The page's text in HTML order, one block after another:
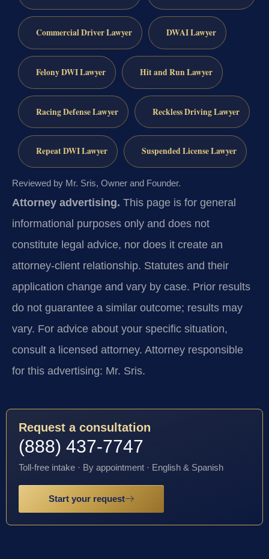
Commercial Driver Lawyer DWAI Lawyer
Felony DWI Lawyer Hit and Run Lawyer
Racing Defense Lawyer Reckless Driving Lawyer
Repeat DWI Lawyer Suspended License Lawyer
Reviewed by Mr. Sris, Owner and Founder.
Attorney advertising. This page is for general
informational purposes only and does not
constitute legal advice, nor does it create an
attorney-client relationship. Statutes and their
application change and vary by case. Prior results
do not guarantee a similar outcome; results may
vary. For advice about your specific situation,
consult a licensed attorney. Attorney responsible
for this advertising: Mr. Sris.
Request a consultation
(888) 437-7747
Toll-free intake · By appointment · English & Spanish
Start your request